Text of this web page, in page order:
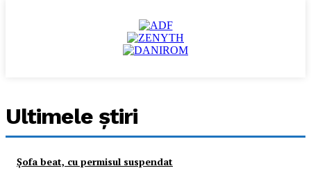
Ultimele ştiri
Şofa beat, cu permisul suspendat